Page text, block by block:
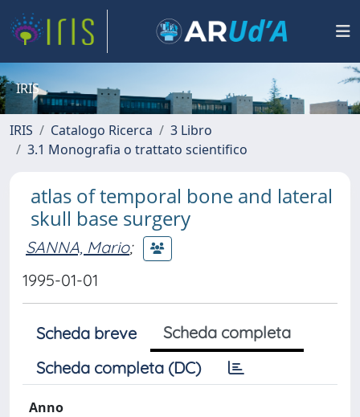
IRIS
IRIS Catalogo Ricerca
3 Libro
3.1 Monografia o trattato scientifico
atlas of temporal bone and lateral
skull base surgery
SANNA, Mario;
1995-01-01
Scheda breve
Scheda completa
Scheda completa (DC)
Anno